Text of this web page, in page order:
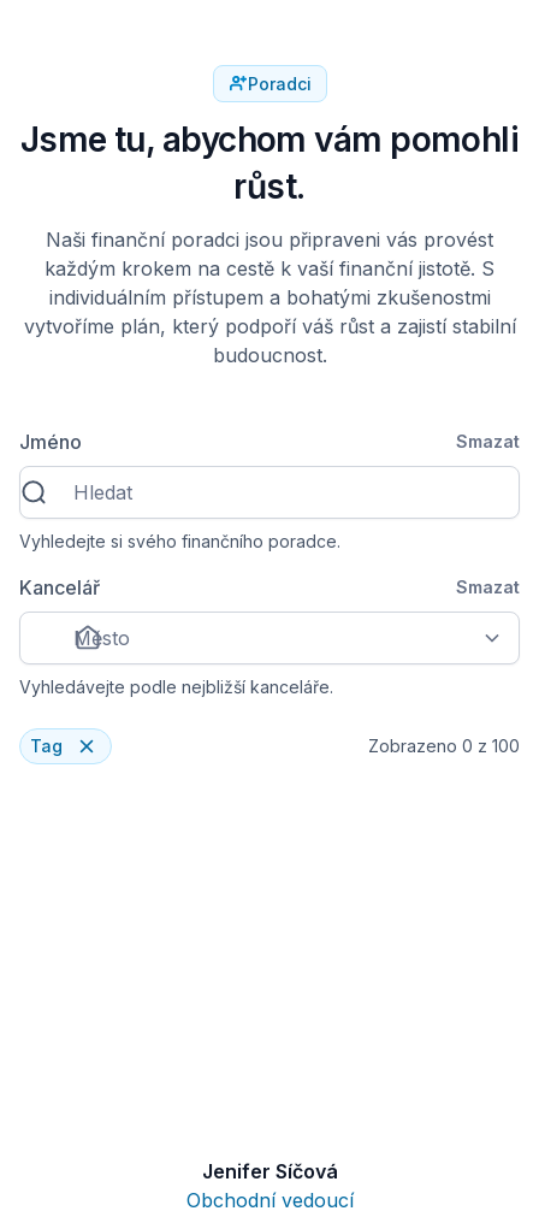
Poradci
Jsme tu, abychom vám pomohli
růst.
Naši finanční poradci jsou připraveni vás provést
každým krokem na cestě k vaší finanční jistotě. S
individuálním přístupem a bohatými zkušenostmi
vytvoříme plán, který podpoří váš růst a zajistí stabilní
budoucnost.
Jméno Smazat
Vyhledejte si svého finančního poradce.
Kancelář Smazat
Město
Vyhledávejte podle nejbližší kanceláře.
Tag Zobrazeno 0 z 100
Jenifer Síčová
Obchodní vedoucí